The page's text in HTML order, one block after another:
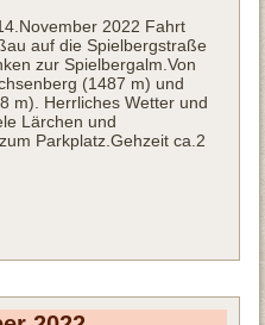
2022 Fahrt
auf die Spielbergstraße
zur Spielbergalm.Von
(1487 m) und
m). Herrliches Wetter und
Lärchen und
Parkplatz.Gehzeit ca.2